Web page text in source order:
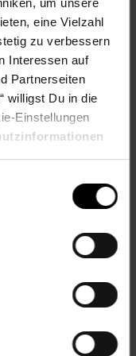
um unsere
eine Vielzahl
zu verbessern
Interessen auf
Partnerseiten
willigst Du in die
Einstellungen
Weinwelt